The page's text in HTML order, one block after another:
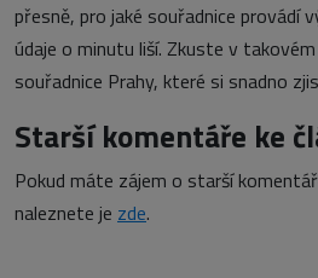
přesně, pro jaké souřadnice provádí
údaje o minutu liší. Zkuste v
souřadnice Prahy, které si snadno
Starší komentáře ke
Pokud máte zájem o starší
naleznete je zde.